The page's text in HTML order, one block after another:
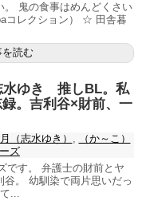
。 鬼の食事はめんどくさい
コレクション） ☆ 田舎暮
読む
ゆき 推しBL。私
。吉利谷×財前、一
（志水ゆき） ,
（か～こ）
ズ
です。 弁護士の財前とヤ
。 幼馴染で両片思いだっ
...